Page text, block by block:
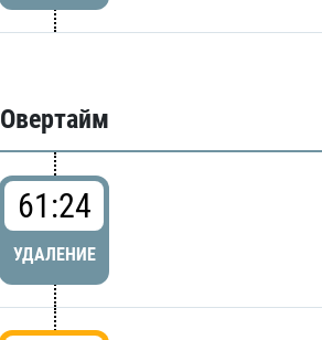
Овертайм
61:24
УДАЛЕНИЕ